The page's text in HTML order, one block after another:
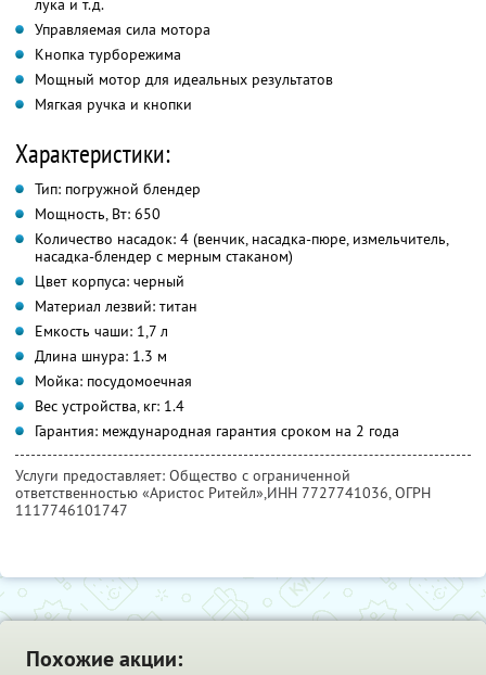
лука и т.д.
Управляемая сила мотора
Кнопка турборежима
Мощный мотор для идеальных результатов
Мягкая ручка и кнопки
Характеристики:
Тип: погружной блендер
Мощность, Вт: 650
Количество насадок: 4 (венчик, насадка-пюре, измельчитель,
насадка-блендер с мерным стаканом)
Цвет корпуса: черный
Материал лезвий: титан
Емкость чаши: 1,7 л
Длина шнура: 1.3 м
Мойка: посудомоечная
Вес устройства, кг: 1.4
Гарантия: международная гарантия сроком на 2 года
Услуги предоставляет: Общество с ограниченной
ответственностью «Аристос Ритейл»,ИНН 7727741036, ОГРН
1117746101747
Похожие акции: